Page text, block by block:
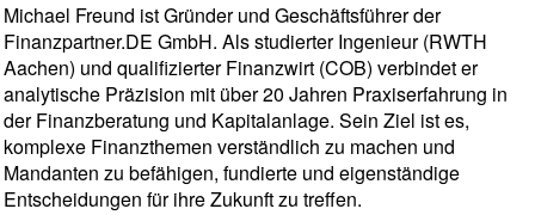
Michael Freund ist Gründer und Geschäftsführer der
Finanzpartner.DE GmbH. Als studierter Ingenieur (RWTH
Aachen) und qualifizierter Finanzwirt (COB) verbindet er
analytische Präzision mit über 20 Jahren Praxiserfahrung in
der Finanzberatung und Kapitalanlage. Sein Ziel ist es,
komplexe Finanzthemen verständlich zu machen und
Mandanten zu befähigen, fundierte und eigenständige
Entscheidungen für ihre Zukunft zu treffen.